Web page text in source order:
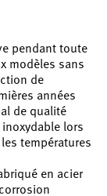
pendant toute
modèles sans
de
années
de qualité
lors
températures
en acier